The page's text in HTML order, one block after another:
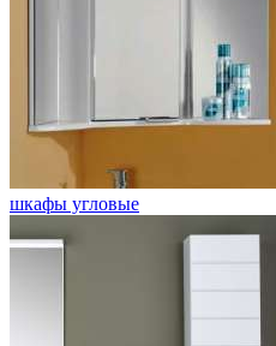
шкафы угловые